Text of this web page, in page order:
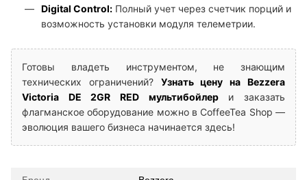
Digital Control: Полный учет через счетчик порций и
возможность установки модуля телеметрии.
Готовы владеть инструментом, не знающим
технических ограничений? Узнать цену на Bezzera
Victoria DE 2GR RED мультибойлери заказать
флагманское оборудование можно в CoffeeTea Shop —
эволюция вашего бизнеса начинается здесь!